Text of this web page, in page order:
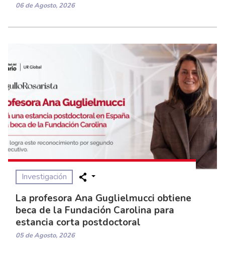
06 de Agosto, 2026
Investigación
La profesora Ana Guglielmucci obtiene
beca de la Fundación Carolina para
estancia corta postdoctoral
05 de Agosto, 2026